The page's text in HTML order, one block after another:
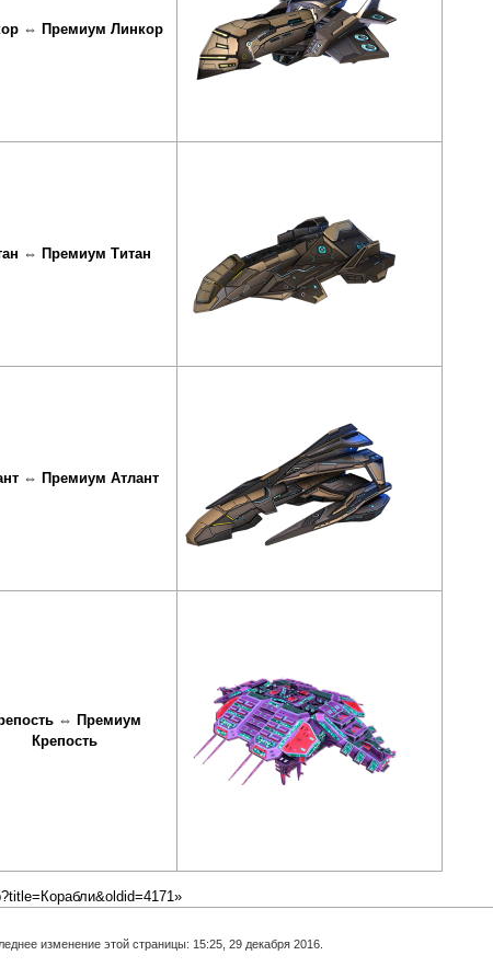
⇔ Премиум Линкор
⇔ Премиум Титан
⇔ Премиум Атлант
⇔ Премиум
Крепость
»
изменение этой страницы: 15:25, 29 декабря 2016.